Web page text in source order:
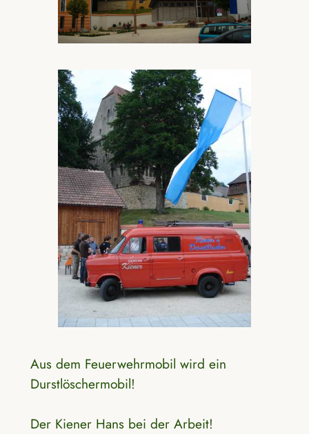
Aus dem Feuerwehrmobil wird ein
Durstlöschermobil!
Der Kiener Hans bei der Arbeit!